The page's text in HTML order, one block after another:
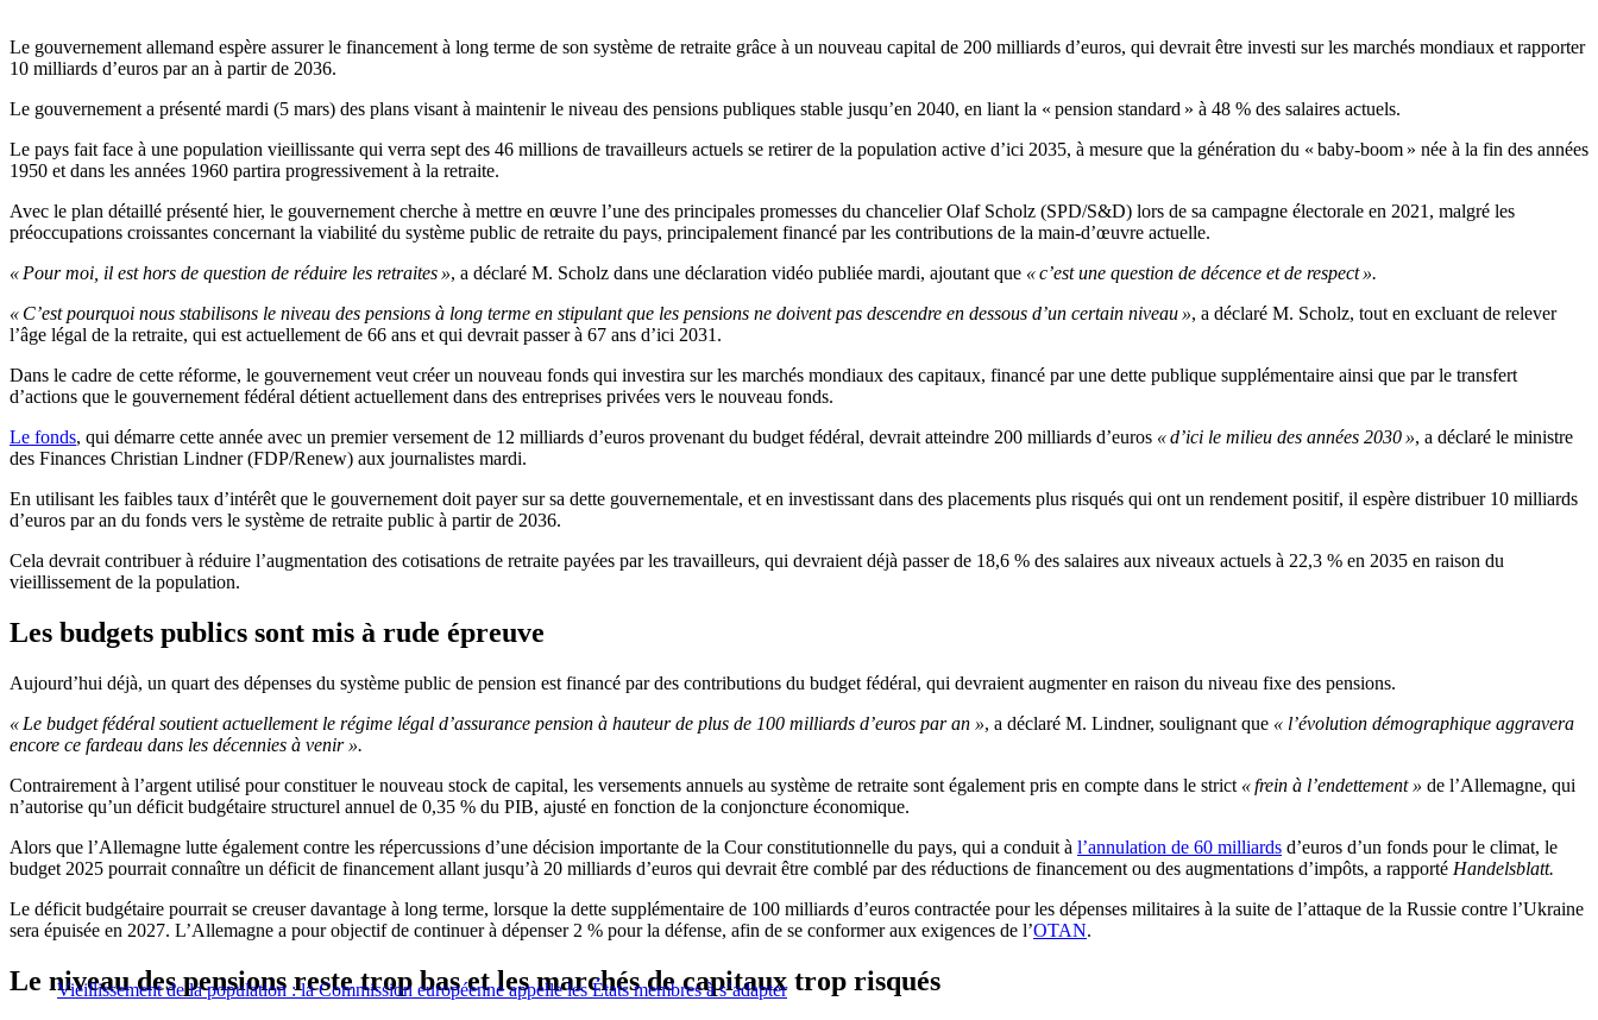
Le gouvernement allemand espère assurer le financement à long terme de son système de retraite grâce à un nouveau capital de 200 milliards d’euros, qui devrait être investi sur les marchés mondiaux et rapporter
10 milliards d’euros par an à partir de 2036.
Le gouvernement a présenté mardi (5 mars) des plans visant à maintenir le niveau des pensions publiques stable jusqu’en 2040, en liant la « pension standard » à 48 % des salaires actuels.
Le pays fait face à une population vieillissante qui verra sept des 46 millions de travailleurs actuels se retirer de la population active d’ici 2035, à mesure que la génération du « baby-boom » née à la fin des années
1950 et dans les années 1960 partira progressivement à la retraite.
Avec le plan détaillé présenté hier, le gouvernement cherche à mettre en œuvre l’une des principales promesses du chancelier Olaf Scholz (SPD/S&D) lors de sa campagne électorale en 2021, malgré les
préoccupations croissantes concernant la viabilité du système public de retraite du pays, principalement financé par les contributions de la main-d’œuvre actuelle.
« Pour moi, il est hors de question de réduire les retraites », a déclaré M. Scholz dans une déclaration vidéo publiée mardi, ajoutant que « c’est une question de décence et de respect ».
« C’est pourquoi nous stabilisons le niveau des pensions à long terme en stipulant que les pensions ne doivent pas descendre en dessous d’un certain niveau », a déclaré M. Scholz, tout en excluant de relever
l’âge légal de la retraite, qui est actuellement de 66 ans et qui devrait passer à 67 ans d’ici 2031.
Dans le cadre de cette réforme, le gouvernement veut créer un nouveau fonds qui investira sur les marchés mondiaux des capitaux, financé par une dette publique supplémentaire ainsi que par le transfert
d’actions que le gouvernement fédéral détient actuellement dans des entreprises privées vers le nouveau fonds.
Le fonds, qui démarre cette année avec un premier versement de 12 milliards d’euros provenant du budget fédéral, devrait atteindre 200 milliards d’euros « d’ici le milieu des années 2030 », a déclaré le ministre
des Finances Christian Lindner (FDP/Renew) aux journalistes mardi.
En utilisant les faibles taux d’intérêt que le gouvernement doit payer sur sa dette gouvernementale, et en investissant dans des placements plus risqués qui ont un rendement positif, il espère distribuer 10 milliards
d’euros par an du fonds vers le système de retraite public à partir de 2036.
Cela devrait contribuer à réduire l’augmentation des cotisations de retraite payées par les travailleurs, qui devraient déjà passer de 18,6 % des salaires aux niveaux actuels à 22,3 % en 2035 en raison du
vieillissement de la population.
Les budgets publics sont mis à rude épreuve
Aujourd’hui déjà, un quart des dépenses du système public de pension est financé par des contributions du budget fédéral, qui devraient augmenter en raison du niveau fixe des pensions.
« Le budget fédéral soutient actuellement le régime légal d’assurance pension à hauteur de plus de 100 milliards d’euros par an », a déclaré M. Lindner, soulignant que « l’évolution démographique aggravera
encore ce fardeau dans les décennies à venir ».
Contrairement à l’argent utilisé pour constituer le nouveau stock de capital, les versements annuels au système de retraite sont également pris en compte dans le strict « frein à l’endettement » de l’Allemagne, qui
n’autorise qu’un déficit budgétaire structurel annuel de 0,35 % du PIB, ajusté en fonction de la conjoncture économique.
Alors que l’Allemagne lutte également contre les répercussions d’une décision importante de la Cour constitutionnelle du pays, qui a conduit à l’annulation de 60 milliards d’euros d’un fonds pour le climat, le
budget 2025 pourrait connaître un déficit de financement allant jusqu’à 20 milliards d’euros qui devrait être comblé par des réductions de financement ou des augmentations d’impôts, a rapporté Handelsblatt.
Le déficit budgétaire pourrait se creuser davantage à long terme, lorsque la dette supplémentaire de 100 milliards d’euros contractée pour les dépenses militaires à la suite de l’attaque de la Russie contre l’Ukraine
sera épuisée en 2027. L’Allemagne a pour objectif de continuer à dépenser 2 % pour la défense, afin de se conformer aux exigences de l’OTAN.
Vieillissement de la population : la Commission européenne appelle les États membres à s’adapter
Le niveau des pensions reste trop bas et les marchés de capitaux trop risqués